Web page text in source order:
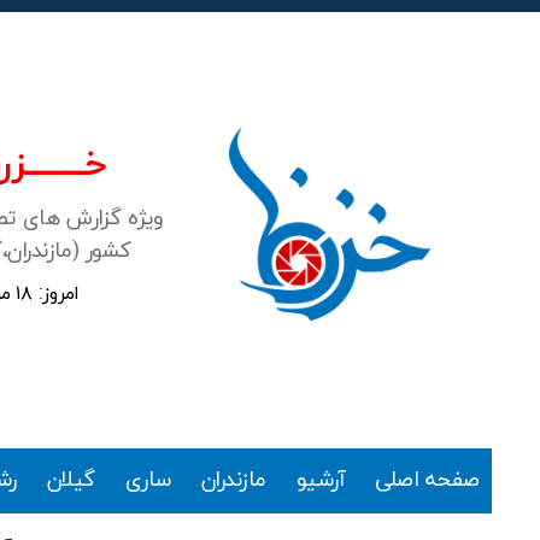
ویژه گزارش های
کشور
امروز: ۱۸ مرداد ۱۴۰۵
صفحه اصلی آرشیو مازندران ساری گیلان